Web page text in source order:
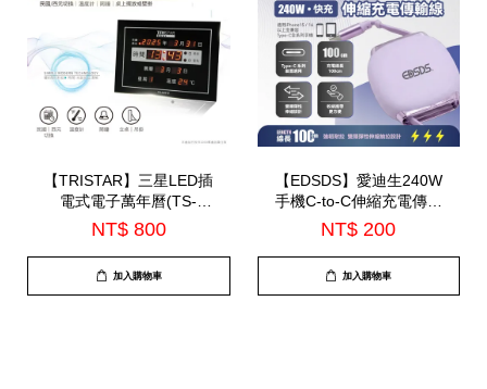
【TRISTAR】三星LED插
電式電子萬年曆(TS-
A2619)-7月中到貨
NT$ 800
加入購物車
【EDSDS】愛迪生240W
手機C-to-C伸縮充電傳輸
線(EDS-J943)
NT$ 200
加入購物車